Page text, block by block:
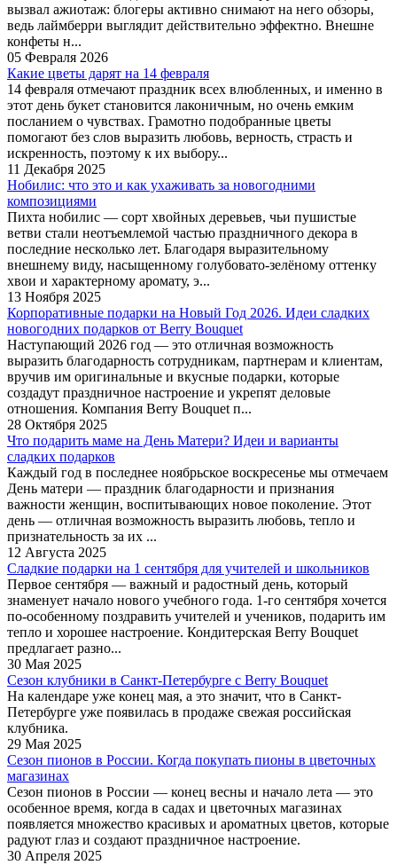
вызвал ажиотаж: блогеры активно снимают на него обзоры,
ведь лаймберри выглядит действительно эффектно. Внешне
конфеты н...
05 Февраля 2026
Какие цветы дарят на 14 февраля
14 февраля отмечают праздник всех влюбленных, и именно в
этот день букет становится лаконичным, но очень емким
посланием о чувствах. Грамотно подобранные цветы
помогают без слов выразить любовь, верность, страсть и
искренность, поэтому к их выбору...
11 Декабря 2025
Нобилис: что это и как ухаживать за новогодними
композициями
Пихта нобилис — сорт хвойных деревьев, чьи пушистые
ветви стали неотъемлемой частью праздничного декора в
последние несколько лет. Благодаря выразительному
внешнему виду, насыщенному голубовато-зелёному оттенку
хвои и характерному аромату, э...
13 Ноября 2025
Корпоративные подарки на Новый Год 2026. Идеи сладких
новогодних подарков от Berry Bouquet
Наступающий 2026 год — это отличная возможность
выразить благодарность сотрудникам, партнерам и клиентам,
вручив им оригинальные и вкусные подарки, которые
создадут праздничное настроение и укрепят деловые
отношения. Компания Berry Bouquet п...
28 Октября 2025
Что подарить маме на День Матери? Идеи и варианты
сладких подарков
Каждый год в последнее ноябрьское воскресенье мы отмечаем
День матери — праздник благодарности и признания
важности женщин, воспитывающих новое поколение. Этот
день — отличная возможность выразить любовь, тепло и
признательность за их ...
12 Августа 2025
Сладкие подарки на 1 сентября для учителей и школьников
Первое сентября — важный и радостный день, который
знаменует начало нового учебного года. 1-го сентября хочется
по-особенному поздравить учителей и учеников, подарить им
тепло и хорошее настроение. Кондитерская Berry Bouquet
предлагает разно...
30 Мая 2025
Сезон клубники в Санкт-Петербурге c Berry Bouquet
На календаре уже конец мая, а это значит, что в Санкт-
Петербурге уже появилась в продаже свежая российская
клубника.
29 Мая 2025
Сезон пионов в России. Когда покупать пионы в цветочных
магазинах
Сезон пионов в России — конец весны и начало лета — это
особенное время, когда в садах и цветочных магазинах
появляется множество красивых и ароматных цветов, которые
радуют глаз и создают праздничное настроение.
30 Апреля 2025